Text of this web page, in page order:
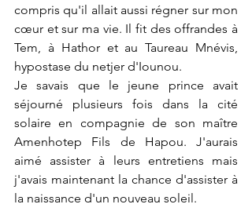
compris qu'il allait aussi régner sur mon
cœur et sur ma vie. Il fit des offrandes à
Tem, à Hathor et au Taureau Mnévis,
hypostase du netjer d'Iounou.
Je savais que le jeune prince avait
séjourné plusieurs fois dans la cité
solaire en compagnie de son maître
Amenhotep Fils de Hapou. J'aurais
aimé assister à leurs entretiens mais
j'avais maintenant la chance d'assister à
la naissance d'un nouveau soleil.